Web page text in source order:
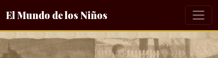
El Mundo de los Niños